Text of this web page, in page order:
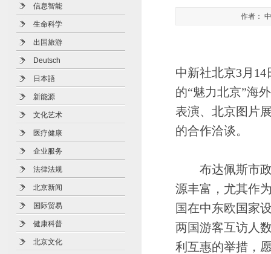
信息智能
生命科学
出国旅游
Deutsch
日本語
新能源
文化艺术
医疗健康
企业服务
法律法规
北京新闻
国际贸易
健康科普
北京文化
作者：
中新社北京3月
的“魅力北京”海
表演、北京图片
的合作洽谈。
布达佩斯市政
源丰富，尤其作
国在中东欧国家
两国游客互访人
利互惠的举措，